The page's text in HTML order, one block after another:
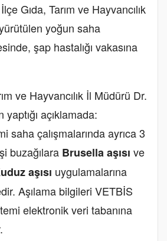
Gıda, Tarım ve Hayvancılık
yoğun saha
şap hastalığı vakasına
ve Hayvancılık İl Müdürü Dr.
açıklamada:
saha çalışmalarında ayrıca 3
buzağılara Brusella aşısı ve
aşısı uygulamalarına
Aşılama bilgileri VETBİS
elektronik veri tabanına